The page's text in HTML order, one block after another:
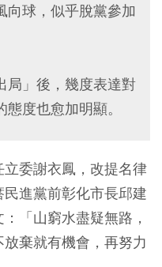
向球，似乎脫黨參加
局」後，幾度表達對
度也愈加明顯。
委謝衣鳳，改提名律
進黨前彰化市長邱建
「山窮水盡疑無路，
棄就有機會，再努力